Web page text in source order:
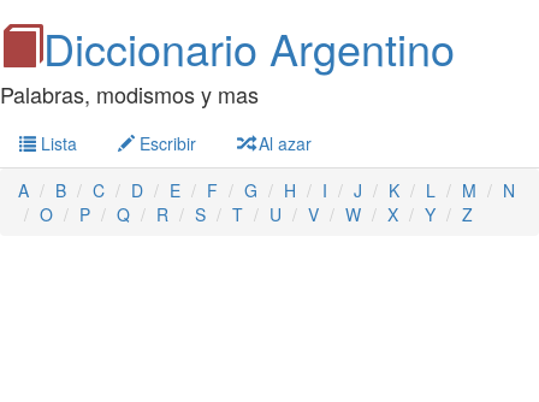
Diccionario Argentino
Palabras, modismos y mas
Lista Escribir
Al azar
A
B C D E F G H I J K L M
N
O
P Q R S T U V W X Y Z